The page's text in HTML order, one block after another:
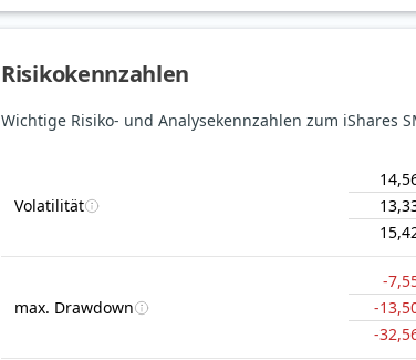
Risikokennzahlen
Wichtige Risiko- und Analysekennzahlen zum iShares
Volatilität
max. Drawdown
-
-
-